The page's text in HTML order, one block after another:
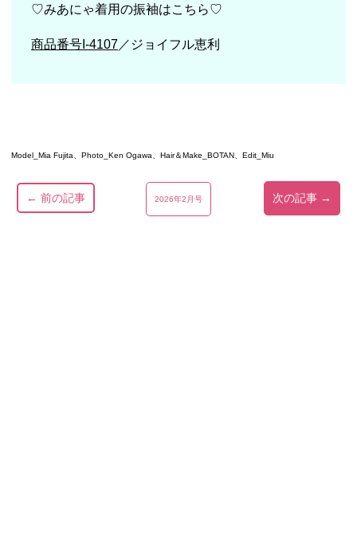
♡みあにゃ着用の振袖はこちら♡
商品番号I-4107／ジョイフル恵利
Model_Mia Fujita、Photo_Ken Ogawa、Hair＆Make_BOTAN、Edit_Miu
← 前の記事 2026年2月号 次の記事 →